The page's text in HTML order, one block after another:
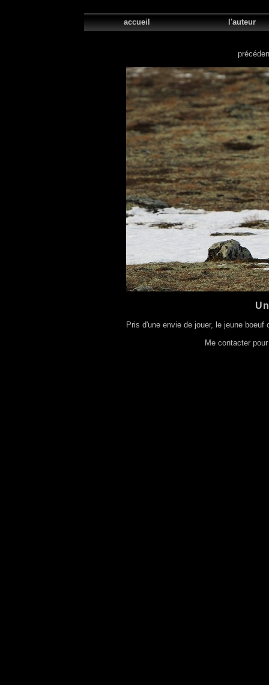
accueil
Pris d'une envie de jouer, le jeune boeuf
Me contacter